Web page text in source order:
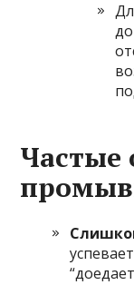
Частые